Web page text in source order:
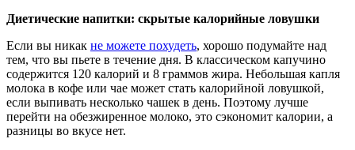
Диетические напитки: скрытые калорийные ловушки
Если вы никак не можете похудеть, хорошо подумайте над
тем, что вы пьете в течение дня. В классическом капучино
содержится 120 калорий и 8 граммов жира. Небольшая капля
молока в кофе или чае может стать калорийной ловушкой,
если выпивать несколько чашек в день. Поэтому лучше
перейти на обезжиренное молоко, это сэкономит калории, а
разницы во вкусе нет.